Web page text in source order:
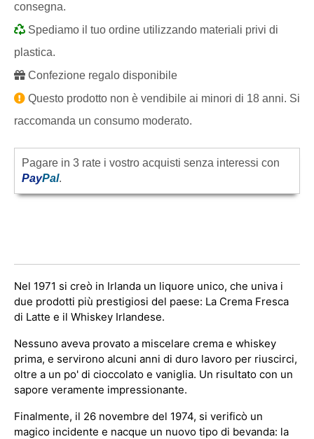
consegna.
Spediamo il tuo ordine utilizzando materiali privi di
plastica.
Confezione regalo disponibile
Questo prodotto non è vendibile ai minori di 18 anni. Si
raccomanda un consumo moderato.
Pagare in 3 rate i vostro acquisti senza interessi con
PayPal.
Nel 1971 si creò in Irlanda un liquore unico, che univa i
due prodotti più prestigiosi del paese: La Crema Fresca
di Latte e il Whiskey Irlandese.
Nessuno aveva provato a miscelare crema e whiskey
prima, e servirono alcuni anni di duro lavoro per riuscirci,
oltre a un po' di cioccolato e vaniglia. Un risultato con un
sapore veramente impressionante.
Finalmente, il 26 novembre del 1974, si verificò un
magico incidente e nacque un nuovo tipo di bevanda: la